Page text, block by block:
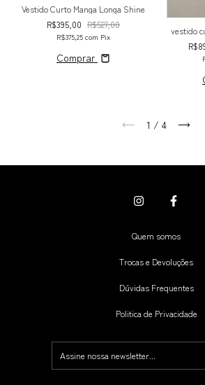
Vestido Curto Manga Longa Shine
R$395,00 R$527,00
R$375,25 com Pix
Comprar
vestido
1 / 4
Quem somos
Trocas e Devoluções
Dúvidas Frequentes
Politica de Privacidade